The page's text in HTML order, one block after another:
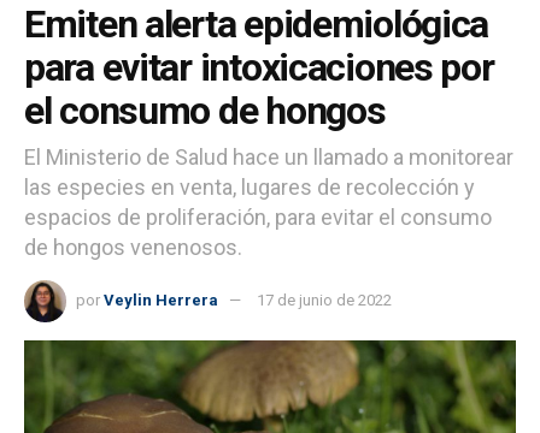
Emiten alerta epidemiológica
para evitar intoxicaciones por
el consumo de hongos
El Ministerio de Salud hace un llamado a monitorear
las especies en venta, lugares de recolección y
espacios de proliferación, para evitar el consumo
de hongos venenosos.
por Veylin Herrera 17 de junio de 2022